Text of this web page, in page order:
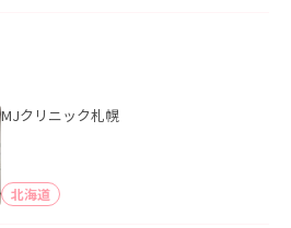
MJクリニック札幌
北海道